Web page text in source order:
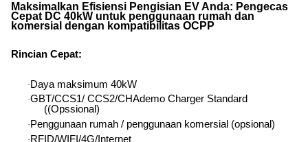
Maksimalkan Efisiensi Pengisian EV Anda: Pengecas
Cepat DC 40kW untuk penggunaan rumah dan
komersial dengan kompatibilitas OCPP
Rincian Cepat:
· Daya maksimum 40kW
·GBT/CCS1/ CCS2/CHAdemo Charger Standard
((Opssional)
· Penggunaan rumah / penggunaan komersial (opsional)
·RFID/WIFI/4G/Internet